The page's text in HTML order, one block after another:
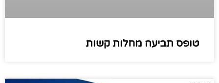
טופס תביעה מחלות קשות